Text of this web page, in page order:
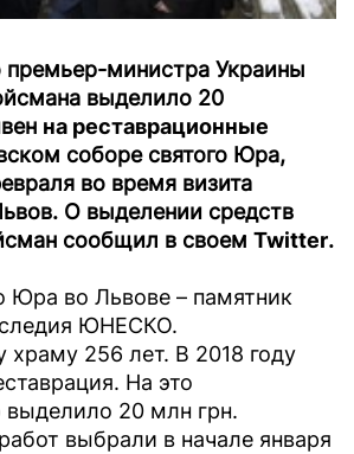
премьер-министра Украины
выделило 20
на реставрационные
соборе святого Юра,
во время визита
О выделении средств
сообщил в своем Twitter.
Юра во Львове – памятник
ЮНЕСКО.
256 лет. В 2018 году
На это
выделило 20 млн грн.
выбрали в начале января